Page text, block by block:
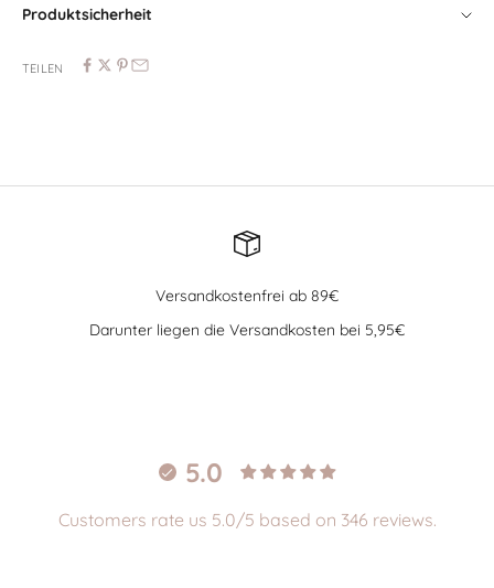
Produktsicherheit
TEILEN
Versandkostenfrei ab 89€
Darunter liegen die Versandkosten bei 5,95€
5.0
Customers rate us 5.0/5 based on 346 reviews.